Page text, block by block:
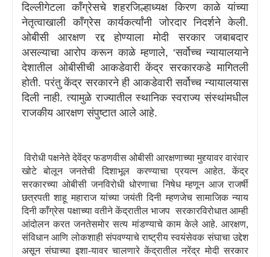
दिल्लीगेटला काँग्रेसचे शहरजिल्हाध्यक्ष किरण काळे यांच्या
नेतृत्वाखाली काँग्रेस कार्यकर्त्यांनी जोरदार निदर्शने केली.
ओबीसी आरक्षण रद्द होण्याला मोदी सरकार जबाबदार
असल्याचा आरोप करून काळे म्हणाले, ‘सर्वोच्च न्यायालयाने
देशातील ओबीसीची आकडेवारी केंद्र सरकारकडे मागितली
होती. परंतु केंद्र सरकारने ही आकडेवारी सर्वोच्च न्यायालयास
दिली नाही. त्यामुळे राज्यातील स्थानिक स्वराज्य संस्थांमधील
राजकीय आरक्षण संपुष्टात आले आहे.
विरोधी पक्षनेते देवेंद्र फडणवीस ओबीसी आरक्षणाच्या मुद्द्यावर वारंवार
खोटे बोलून जनतेची दिशाभूल करण्याचा प्रयत्न आहेत. केंद्र
सरकारच्या ओबीसी जनविरोधी धोरणाचा निषेध म्हणून आज राजर्षी
छत्रपती शाहू महाराज यांच्या जयंती दिनी म्हणजेच सामाजिक न्याय
दिनी काँग्रेस पक्षाच्या वतीने केंद्रातील भाजप सरकारविरोधात आम्ही
आंदोलन करत जनतेसमोर सत्य मांडण्याचे काम केले आहे. आरक्षण,
संविधान आणि लोकशाही संपवण्याचे राष्ट्रीय स्वयंसेवक संघाचा उद्देश
असून संघाच्या इशा-यावर चालणारे केंद्रातील नरेंद्र मोदी सरकार